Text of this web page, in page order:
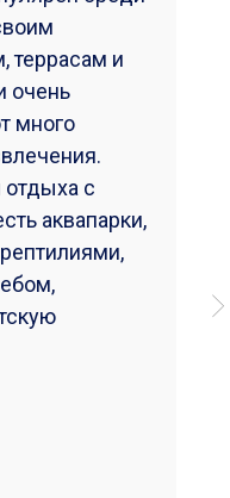
Святой
Агиос
первых
озеро
сегодня
посетителей.